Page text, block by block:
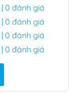
| 0 đánh giá
| 0 đánh giá
| 0 đánh giá
| 0 đánh giá